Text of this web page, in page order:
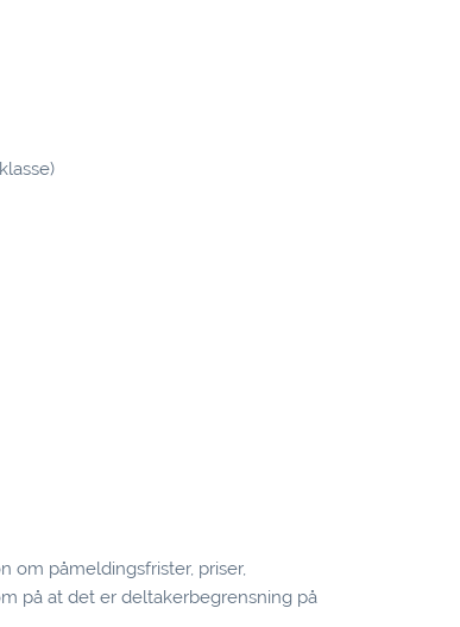
om påmeldingsfrister, priser,
på at det er deltakerbegrensning på